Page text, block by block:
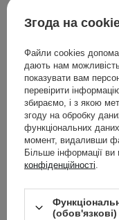
Beauty of Joseon
Bean Water
Зволожувальний
Згода на
Файли cookies
дають нам
показувати вам
перевірити
збираємо, і з якою
згоду на обробку
функціональних
момент, видаливши
Більше інформації
конфіденційності
(обов'язкові)